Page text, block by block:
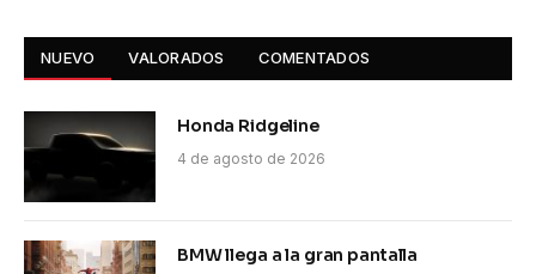
NUEVO VALORADOS COMENTADOS
Honda Ridgeline
4 de agosto de 2026
BMW llega a la gran pantalla